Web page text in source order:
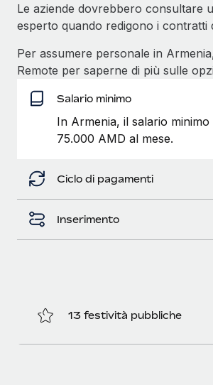
Le aziende dovrebbero consultare
esperto quando redigono i contratti
Per assumere personale in
Remote per saperne di più sulle
Salario minimo
In Armenia, il salario minimo
75.000 AMD al mese.
Ciclo di pagamenti
Inserimento
13 festività pubbliche